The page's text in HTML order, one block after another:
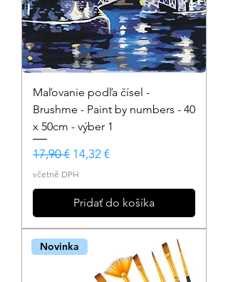
Maľovanie podľa čísel -
Brushme - Paint by numbers - 40
x 50cm - výber 1
Běžná cena
17,90 € Zvýhodněná cena
14,32 €
včetně DPH
Pridať do košíka
Novinka